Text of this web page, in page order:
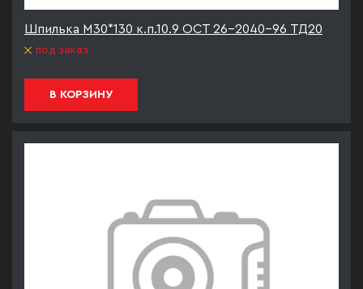
Шпилька М30*130 к.п.10.9 ОСТ 26-2040-96 ТД20
под заказ
В КОРЗИНУ